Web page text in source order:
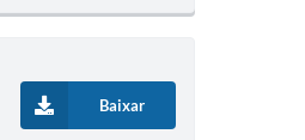
Baixar